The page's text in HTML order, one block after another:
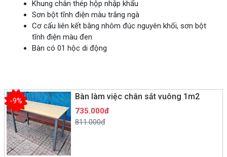
Khung chân thép hộp nhập khẩu
Sơn bột tĩnh điện màu trắng ngà
Cơ cấu liên kết bằng nhôm đúc nguyên khối, sơn bột
tĩnh điện màu đen
Bàn có 01 hộc di động
Bàn làm việc chân sắt vuông 1m2
-9%
735.000đ
811.000đ